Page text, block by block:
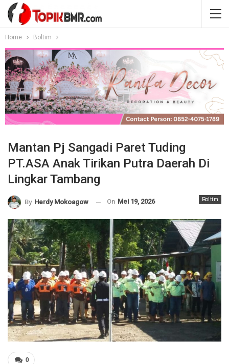
Home Boltim
Mantan Pj Sangadi Paret Tuding
PT.ASA Anak Tirikan Putra Daerah Di
Lingkar Tambang
Boltim
By Herdy Mokoagow On Mei 19, 2026
0